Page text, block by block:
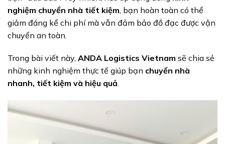
nghiệm chuyển nhà tiết kiệm , bạn hoàn toàn có thể
giảm đáng kể chi phí mà vẫn đảm bảo đồ đạc được vận
chuyển an toàn.
Trong bài viết này, ANDA Logistics Vietnam sẽ chia sẻ
những kinh nghiệm thực tế giúp bạn chuyển nhà
nhanh, tiết kiệm và hiệu quả.